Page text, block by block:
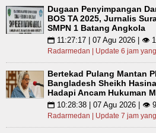
Dugaan Penyimpangan
BOS TA 2025, Jurnalis
SMPN 1 Batang Angkola
📅 11:27:17 | 07 Agu 2026 | 👁
Radarmedan | Update 6 jam
Bertekad Pulang Mantan
Bangladesh Sheikh Hasina
Hadapi Ancam Hukuman
📅 10:28:38 | 07 Agu 2026 | 👁
Radarmedan | Update 7 jam